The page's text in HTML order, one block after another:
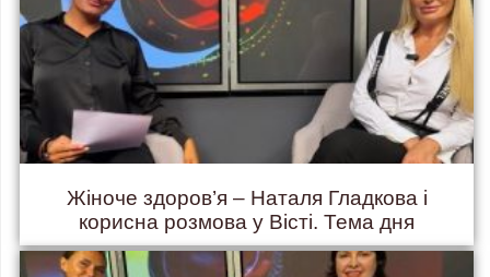
Жіноче здоров’я – Наталя Гладкова і
корисна розмова у Вісті. Тема дня